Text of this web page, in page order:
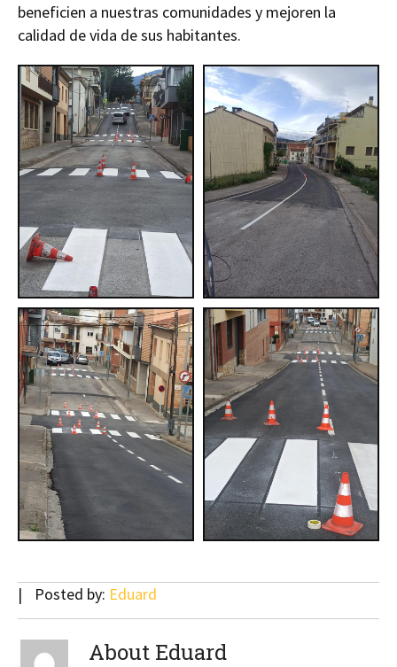
beneficien a nuestras comunidades y mejoren la
calidad de vida de sus habitantes.
Posted by: Eduard
About Eduard